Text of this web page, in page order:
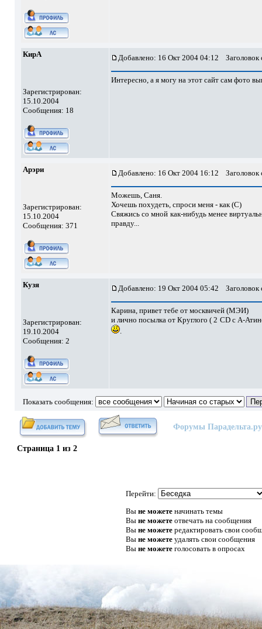
КирА
Зарегистрирован:
15.10.2004
Сообщения: 18
Добавлено: 16 Окт 2004 04:12
Интересно, а я могу на этот сайт сам фото
Арэри
Зарегистрирован:
15.10.2004
Сообщения: 371
Добавлено: 16 Окт 2004 16:12
Можешь, Саня.
Хочешь похудеть, спроси меня - как (С)
Свяжись со мной как-нибудь менее
правду...
Кузя
Зарегистрирован:
19.10.2004
Сообщения: 2
Добавлено: 19 Окт 2004 05:42
Карина, привет тебе от москвичей (МЭИ)
и лично посылка от Круглого ( 2 CD с А-
.
Показать сообщения:
Форумы Парадельта.ру
Страница 1из 2
Перейти:
Вы не можетеначинать темы
Вы не можетеотвечать на сообщения
Вы не можетередактировать свои
Вы не можетеудалять свои сообщения
Вы не можетеголосовать в опросах